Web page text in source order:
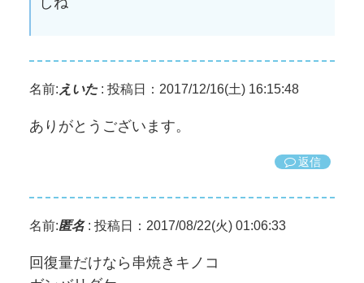
名前: えいた : 投稿日：2017/12/16(土) 16:15:48
ありがとうございます。
返信
名前:匿名: 投稿日：2017/08/22(火) 01:06:33
回復量だけなら串焼きキノコ